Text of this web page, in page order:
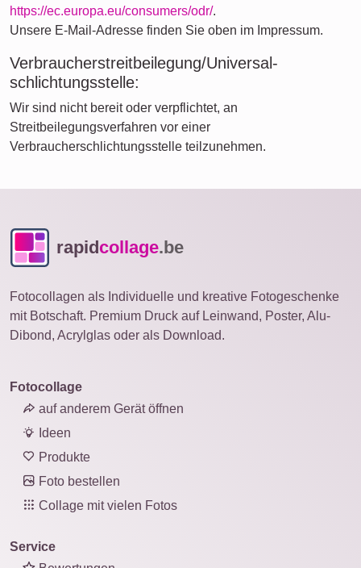
https://ec.europa.eu/consumers/odr/.
Unsere E-Mail-Adresse finden Sie oben im Impressum.
Verbraucher­streit­beilegung/Universal­
schlichtungs­stelle:
Wir sind nicht bereit oder verpflichtet, an
Streitbeilegungsverfahren vor einer
Verbraucherschlichtungsstelle teilzunehmen.
rapidcollage.be
Fotocollagen als Individuelle und kreative Fotogeschenke
mit Botschaft. Premium Druck auf Leinwand, Poster, Alu-
Dibond, Acrylglas oder als Download.
Fotocollage
auf anderem Gerät öffnen
Ideen
Produkte
Foto bestellen
Collage mit vielen Fotos
Service